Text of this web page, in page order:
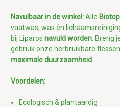
Navulbaar in de winkel:Alle
vaatwas, was én
bij Liparos navuld worden . Breng
gebruik onze herbruikbare
maximale duurzaamheid
Voordelen:
Ecologisch & plantaardig